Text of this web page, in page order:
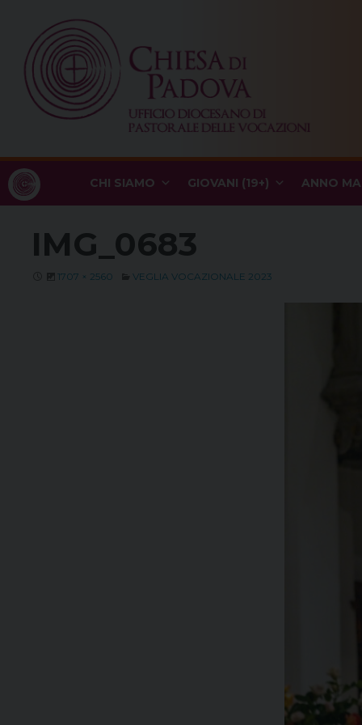
content
CHI SIAMO GIOVANI (19+) ANNO
IMG_0683
1707 × 2560 VEGLIA VOCAZIONALE 2023